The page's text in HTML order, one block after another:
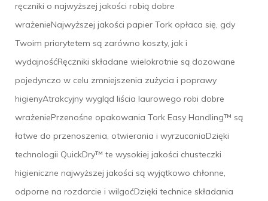
ręczniki o najwyższej jakości robią dobre
wrażenieNajwyższej jakości papier Tork opłaca się, gdy
Twoim priorytetem są zarówno koszty, jak i
wydajnośćRęczniki składane wielokrotnie są dozowane
pojedynczo w celu zmniejszenia zużycia i poprawy
higienyAtrakcyjny wygląd liścia laurowego robi dobre
wrażeniePrzenośne opakowania Tork Easy Handling™ są
łatwe do przenoszenia, otwierania i wyrzucaniaDzięki
technologii QuickDry™ te wysokiej jakości chusteczki
higieniczne najwyższej jakości są wyjątkowo chłonne,
odporne na rozdarcie i wilgoćDzięki technice składania